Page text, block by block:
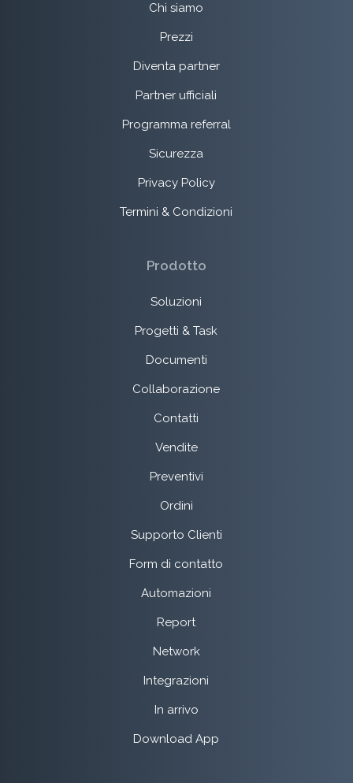
Chi siamo
Prezzi
Diventa partner
Partner ufficiali
Programma referral
Sicurezza
Privacy Policy
Termini & Condizioni
Prodotto
Soluzioni
Progetti & Task
Documenti
Collaborazione
Contatti
Vendite
Preventivi
Ordini
Supporto Clienti
Form di contatto
Automazioni
Report
Network
Integrazioni
In arrivo
Download App